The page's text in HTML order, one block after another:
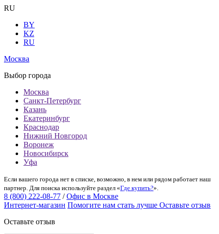
RU
BY
KZ
RU
Москва
Выбор города
Москва
Санкт-Петербург
Казань
Екатеринбург
Краснодар
Нижний Новгород
Воронеж
Новосибирск
Уфа
Если вашего города нет в списке, возможно, в нем или рядом работает наш
партнер. Для поиска используйте раздел «Где купить?».
8 (800) 222-08-77 / Офис в Москве
Интернет-магазин Помогите нам стать лучше Оставьте отзыв
Оставьте отзыв